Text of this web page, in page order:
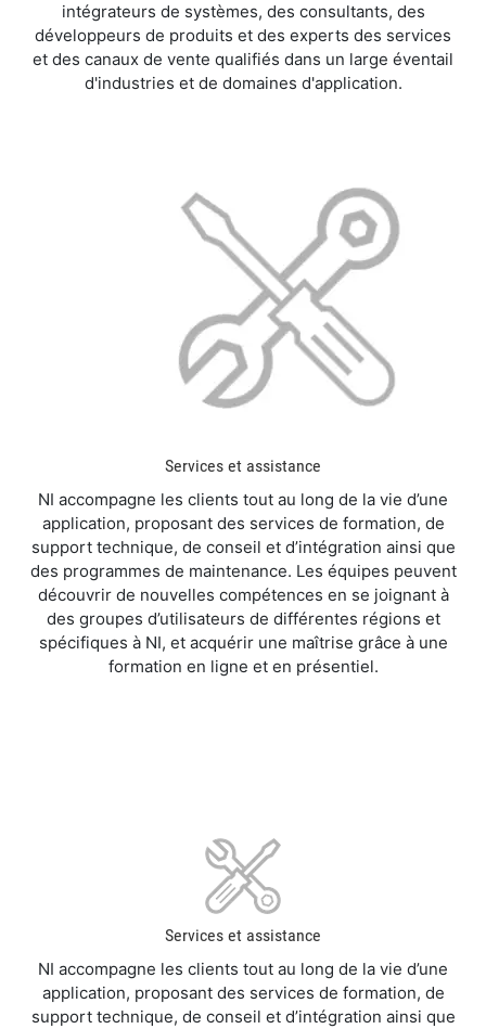
intégrateurs de systèmes, des consultants, des
développeurs de produits et des experts des services
et des canaux de vente qualifiés dans un large éventail
d'industries et de domaines d'application.
Services et assistance
NI accompagne les clients tout au long de la vie d’une
application, proposant des services de formation, de
support technique, de conseil et d’intégration ainsi que
des programmes de maintenance. Les équipes peuvent
découvrir de nouvelles compétences en se joignant à
des groupes d’utilisateurs de différentes régions et
spécifiques à NI, et acquérir une maîtrise grâce à une
formation en ligne et en présentiel.
Services et assistance
NI accompagne les clients tout au long de la vie d’une
application, proposant des services de formation, de
support technique, de conseil et d’intégration ainsi que